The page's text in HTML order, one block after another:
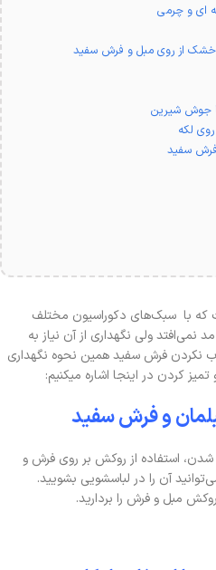
ای و چرمی
از روی مبل و فرش سفید
جوش شیرین
لکه
سفید
با سبک‌های دکوراسیون مختلف
نمی‌افتد ولی نگهداری از آن نیاز به
نکردن فرش سفید همین نحوه نگهداری
کردن در اینجا اشاره میکنیم:
و فرش سفید
استفاده از روکش بر روی فرش و
آن را در لباسشویی بشویید.
مبل و فرش را بردارید.